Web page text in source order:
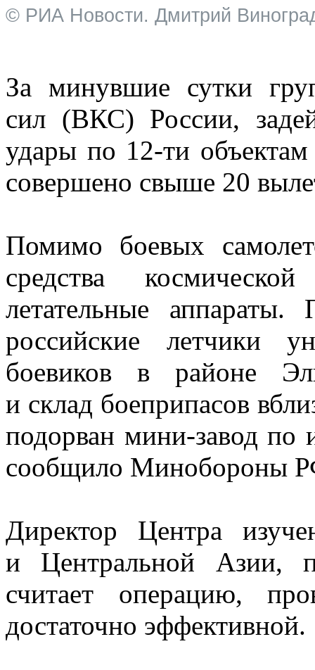
© РИА Новости. Дмитрий
За минувшие сутки
сил (ВКС) России,
удары по 12-ти
совершено свыше 20
Помимо боевых
средства
летательные
российские летчики
боевиков в районе
и склад боеприпасов
подорван мини-завод по
сообщило Минобороны
Директор Центра
и Центральной Азии,
считает операцию,
достаточно эффективной.